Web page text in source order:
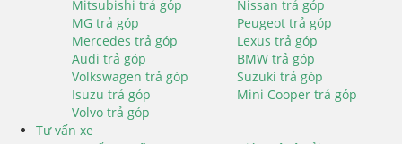
Mitsubishi trả góp
Nissan trả góp
MG trả góp
Peugeot trả góp
Mercedes trả góp
Lexus trả góp
Audi trả góp
BMW trả góp
Volkswagen trả góp
Suzuki trả góp
Isuzu trả góp
Mini Cooper trả góp
Volvo trả góp
Tư vấn xe